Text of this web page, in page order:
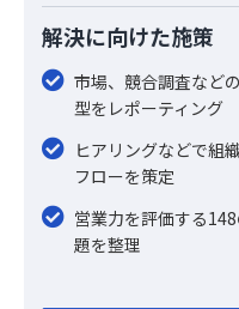
解決に向けた施策
市場、競合調査など
型をレポーティング
ヒアリングなどで組
フローを策定
営業力を評価する
題を整理